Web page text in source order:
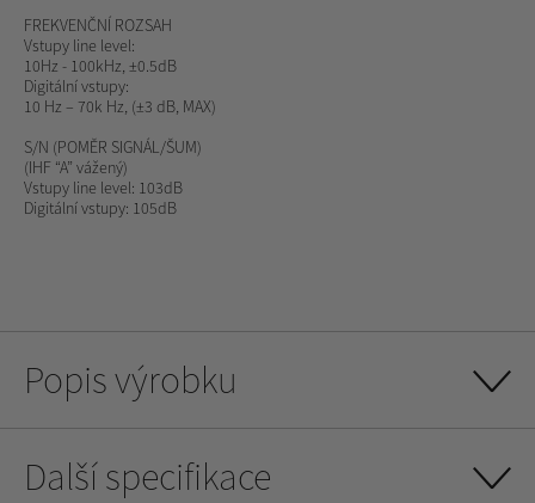
FREKVENČNÍ ROZSAH
Vstupy line level:
10Hz - 100kHz, ±0.5dB
Digitální vstupy:
10 Hz – 70k Hz, (±3 dB, MAX)
S/N (POMĚR SIGNÁL/ŠUM)
(IHF “A” vážený)
Vstupy line level: 103dB
Digitální vstupy: 105dB
Popis výrobku
Další specifikace